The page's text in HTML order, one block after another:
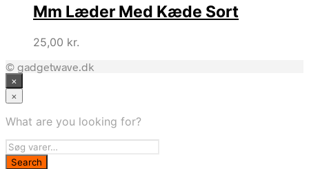
var:
172,00 kr..
er:
149,00 kr..
Mm Læder Med Kæde Sort
25,00 kr.
© gadgetwave.dk
×
×
What are you looking for?